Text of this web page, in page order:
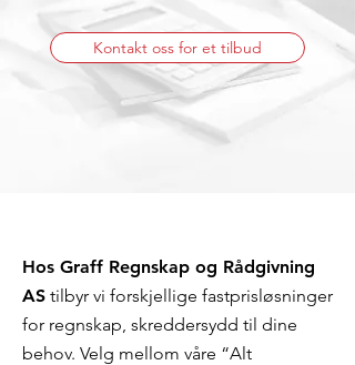
Kontakt oss for et tilbud
Hos Graff Regnskap og Rådgivning
AS tilbyr vi forskjellige fastprisløsninger
for regnskap, skreddersydd til dine
behov. Velg mellom våre “Alt